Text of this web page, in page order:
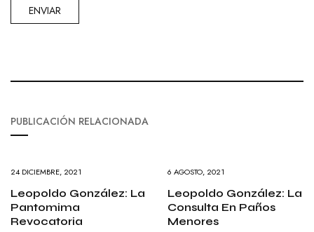
PUBLICACIÓN RELACIONADA
24 DICIEMBRE, 2021
Leopoldo González: La
Pantomima
Revocatoria
6 AGOSTO, 2021
Leopoldo González: La
Consulta En Paños
Menores